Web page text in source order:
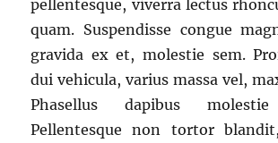
pellentesque, viverra lectus
quam. Suspendisse congue
gravida ex et, molestie sem.
dui vehicula, varius massa vel,
Phasellus dapibus molestie
Pellentesque non tortor